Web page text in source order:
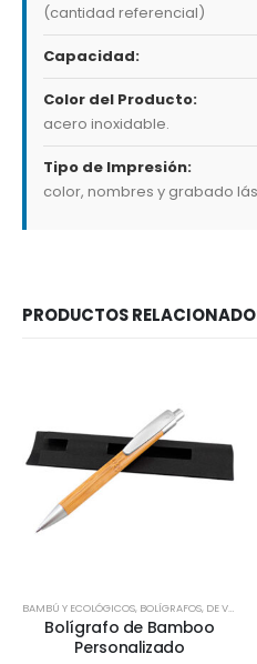
(cantidad referencial)
Capacidad:
Color del Producto:
acero inoxidable.
Tipo de Impresión:
color, nombres y grabado
PRODUCTOS
BAMBÚ Y ECOLÓGICOS, BOLÍGRAFOS, DE VUELTA AL COLEGIO
Bolígrafo de Bamboo
Personalizado